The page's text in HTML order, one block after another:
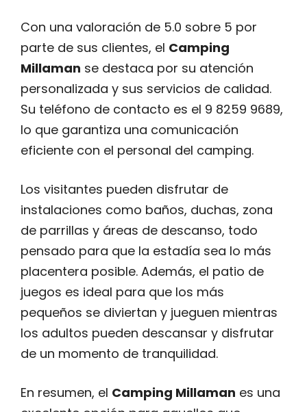
Con una valoración de 5.0 sobre 5 por
parte de sus clientes, el Camping
Millaman se destaca por su atención
personalizada y sus servicios de calidad.
Su teléfono de contacto es el 9 8259 9689,
lo que garantiza una comunicación
eficiente con el personal del camping.
Los visitantes pueden disfrutar de
instalaciones como baños, duchas, zona
de parrillas y áreas de descanso, todo
pensado para que la estadía sea lo más
placentera posible. Además, el patio de
juegos es ideal para que los más
pequeños se diviertan y jueguen mientras
los adultos pueden descansar y disfrutar
de un momento de tranquilidad.
En resumen, el Camping Millaman es una